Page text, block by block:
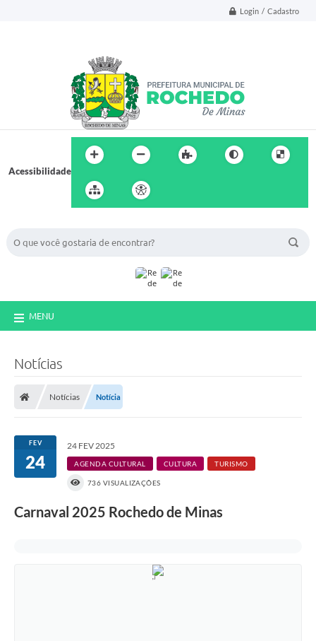
Login / Cadastro
Acessibilidade
MENU
Notícias
Notícias Notícia
FEV
24
24 FEV 2025
AGENDA CULTURAL CULTURA TURISMO
736 VISUALIZAÇÕES
Carnaval 2025 Rochedo de Minas